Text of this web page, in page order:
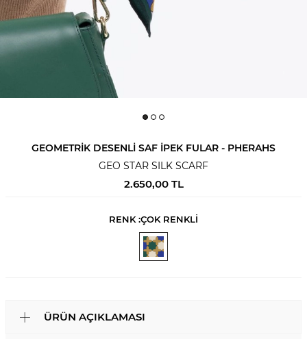
GEOMETRIK DESENLI SAF İPEK FULAR - PHERAHS
GEO STAR SILK SCARF
2.650,00TL
RENK :ÇOK RENKLİ
ÜRÜN AÇIKLAMASI